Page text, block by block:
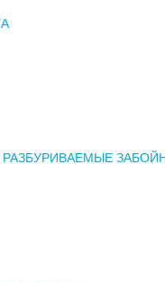
РАЗБУРИВАЕМЫЕ